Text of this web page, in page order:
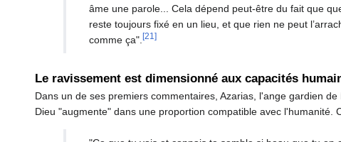
âme une parole... Cela dépend peut-être du fait que
reste toujours fixé en un lieu, et que rien ne peut
comme ça". [21]
Le ravissement est dimensionné aux capacités
Dans un de ses premiers commentaires, Azarias, l'ange gardien de
Dieu "augmente" dans une proportion compatible avec l'humanité.